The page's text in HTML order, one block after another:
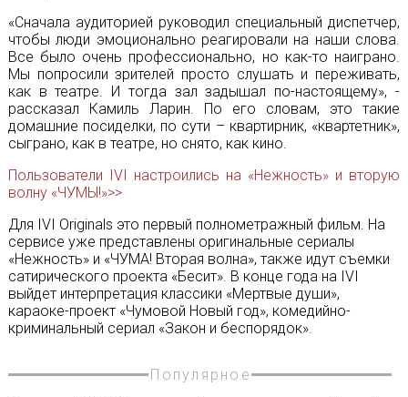
«Сначала аудиторией руководил специальный диспетчер,
чтобы люди эмоционально реагировали на наши слова.
Все было очень профессионально, но как-то наиграно.
Мы попросили зрителей просто слушать и переживать,
как в театре. И тогда зал задышал по-настоящему», -
рассказал Камиль Ларин. По его словам, это такие
домашние посиделки, по сути – квартирник, «квартетник»,
сыграно, как в театре, но снято, как кино.
Пользователи IVI настроились на «Нежность» и вторую
волну «ЧУМЫ!»>>
Для IVI Originals это первый полнометражный фильм. На
сервисе уже представлены оригинальные сериалы
«Нежность» и «ЧУМА! Вторая волна», также идут съемки
сатирического проекта «Бесит». В конце года на IVI
выйдет интерпретация классики «Мертвые души»,
караоке-проект «Чумовой Новый год», комедийно-
криминальный сериал «Закон и беспорядок».
Популярное